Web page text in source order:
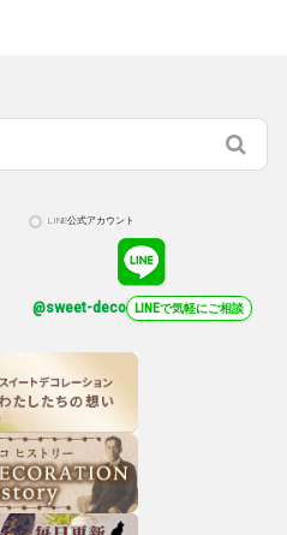
LINE公式アカウント
@sweet-deco LINEで気軽にご相談